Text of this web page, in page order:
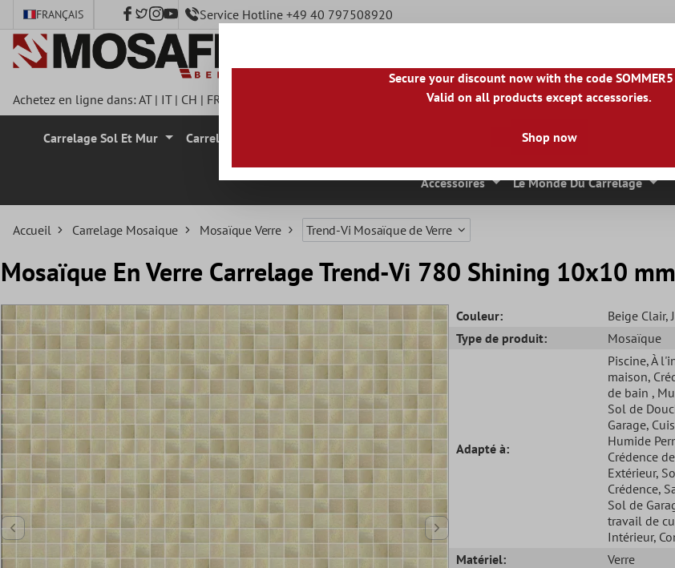
principal
FRANÇAIS Service Hotline +49 40 797508920
Achetez en ligne dans:AT| IT| CH | FR ES|PL|PT| FI|GR|RO|NO|HU|BG|HR
Carrelage Sol Et Mur Carrelage Mural Carreaux En Pierre Naturelle
Accessoires Le Monde Du Carrelage
Accueil Carrelage Mosaique Mosaïque Verre Trend-Vi Mosaïque de Verre
Mosaïque En Verre Carrelage Trend-Vi 780 Shining 10x10 mm
Couleur: Beige Clair,
Type de produit:
Mosaïque
Adapté à:
Piscine, À
maison,
de bain ,
Sol de
Garage,
Humide
Crédence
Extérieur,
Crédence,
Sol de
travail de
Intérieur,
Matériel:
Verre
Secure your discount now with the code
Valid on all products except accessories.
Shop now